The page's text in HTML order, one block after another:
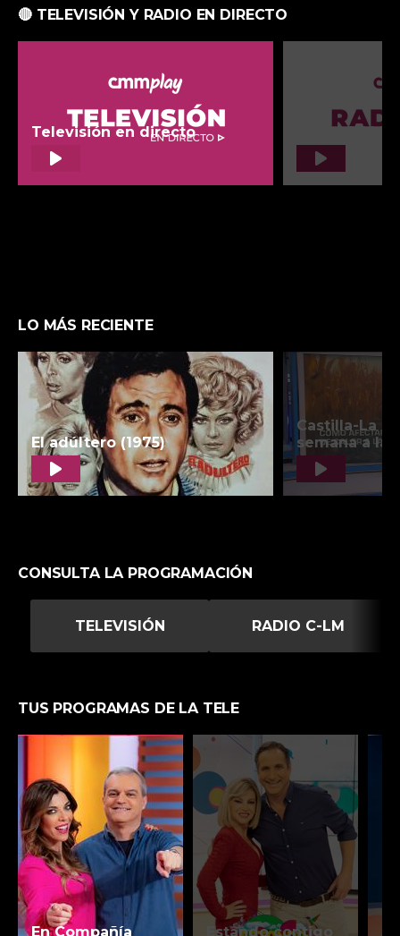
🔴 TELEVISIÓN Y RADIO EN DIRECTO
LO MÁS RECIENTE
CONSULTA LA PROGRAMACIÓN
TELEVISIÓN RADIO C-LM
TUS PROGRAMAS DE LA TELE